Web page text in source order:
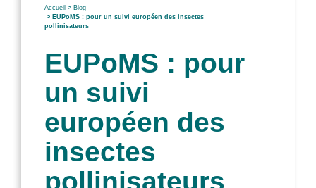
Accueil > Blog
> EUPoMS : pour un suivi européen des insectes
pollinisateurs
EUPoMS : pour
un suivi
européen des
insectes
pollinisateurs